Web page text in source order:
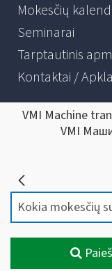
Mokesčių
Seminarai
Tarptautinis
Kontaktai /
VMI Machine
VMI